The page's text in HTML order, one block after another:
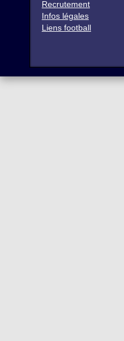
Recrutement
Infos légales
Liens football